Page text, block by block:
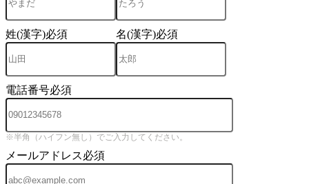
姓(漢字)必須 名(漢字)必須
電話番号必須
※半角（ハイフン無し）でご入力してください。
メールアドレス必須